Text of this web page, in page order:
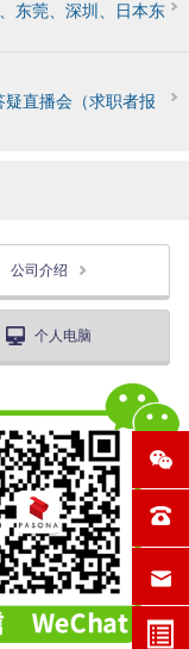
东莞、深圳、日本东
直播会（求职者报
公司介绍
个人电脑